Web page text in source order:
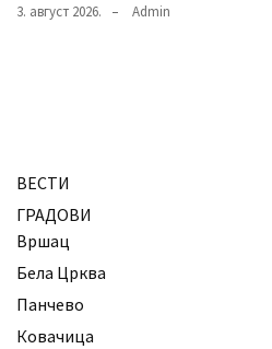
3. август 2026. Admin
ВЕСТИ
ГРАДОВИ
Вршац
Бела Црква
Панчево
Ковачица